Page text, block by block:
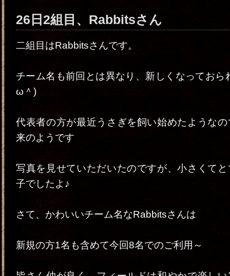
26日2組目、Rabbitsさん
二組目はRabbitsさんです。
チーム名も前回とは異なり、新しくなっておら
ω＾)
代表者の方が最近うさぎを飼い始めたような
来のようです
写真を見せていただいたのですが、小さくて
子でしたよ♪
さて、かわいいチーム名なRabbitsさんは
新規の方1名も含めて今回8名でのご利用～